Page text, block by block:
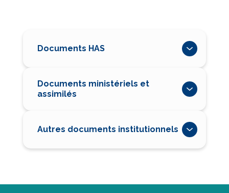
Documents HAS
Documents ministériels et
assimilés
Autres documents institutionnels